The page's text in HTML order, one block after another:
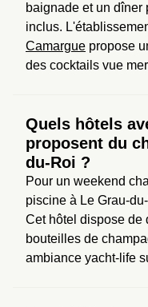
baignade et un dîner
inclus.
Camargue propose
des cocktails vue
Quels hôtels
proposent du
du-Roi ?
Pour un weekend
piscine à Le Grau-
Cet hôtel dispose de
bouteilles de
ambiance yacht-life